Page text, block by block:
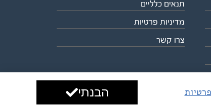
תנאים כלליים
מדיניות פרטיות
צרו קשר
עיצוב ופיתוח: ביבר גלובלהבנתי